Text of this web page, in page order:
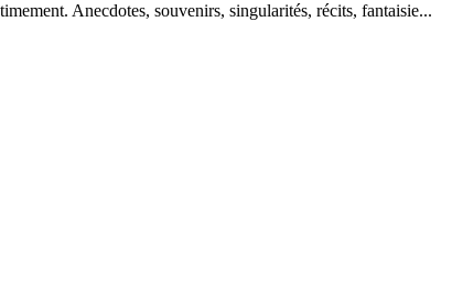
Anecdotes, souvenirs, singularités, récits, fantaisie...